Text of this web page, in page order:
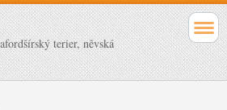
terier, něvská